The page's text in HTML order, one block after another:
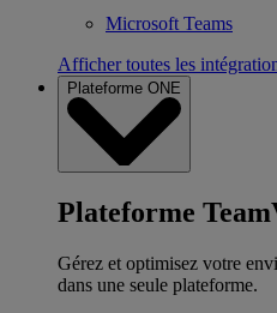
Microsoft Teams
Afficher toutes les
Plateforme ONE
Plateforme
Gérez et optimisez votre
dans une seule plateforme.